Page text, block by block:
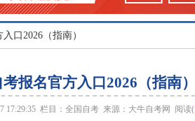
口2026（指南）
报名官方入口2026（指南）
17:29:35 栏目： 全国自考 来源： 大牛自考网 阅读(